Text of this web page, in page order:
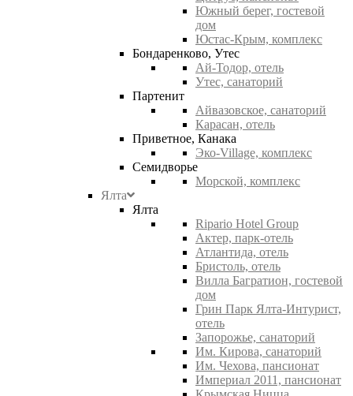
Южный берег, гостевой
дом
Юстас-Крым, комплекс
Бондаренково, Утес
Ай-Тодор, отель
Утес, санаторий
Партенит
Айвазовское, санаторий
Карасан, отель
Приветное, Канака
Эко-Village, комплекс
Семидворье
Морской, комплекс
Ялта
Ялта
Ripario Hotel Group
Актер, парк-отель
Атлантида, отель
Бристоль, отель
Вилла Багратион, гостевой
дом
Грин Парк Ялта-Интурист,
отель
Запорожье, санаторий
Им. Кирова, санаторий
Им. Чехова, пансионат
Империал 2011, пансионат